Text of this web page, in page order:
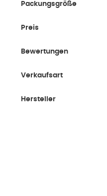
Packungsgröße
Preis
Bewertungen
Verkaufsart
Hersteller